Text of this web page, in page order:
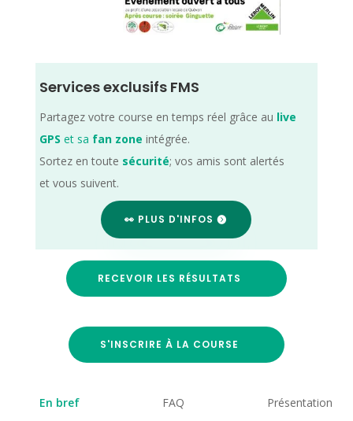
Services exclusifs FMS
Partagez votre course en temps réel grâce au live
GPS et sa fan zone intégrée.
Sortez en toute sécurité; vos amis sont alertés
et vous suivent.
👀 PLUS D'INFOS
RECEVOIR LES RÉSULTATS
S'INSCRIRE À LA COURSE
En bref FAQ Présentation